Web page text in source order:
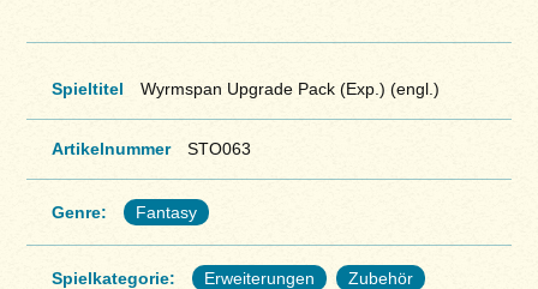
Spieltitel Wyrmspan Upgrade Pack (Exp.) (engl.)
Artikelnummer STO063
Genre: Fantasy
Spielkategorie: Erweiterungen Zubehör